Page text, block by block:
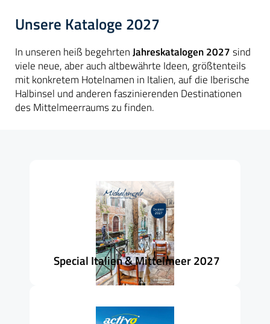
Unsere Kataloge 2027
In unseren heiß begehrtenJahreskatalogen 2027sind
viele neue,aber auch altbewährte Ideen, größtenteils
mit konkretem Hotelnamen in Italien, auf die Iberische
Halbinsel und anderen faszinierenden Destinationen
des Mittelmeerraums zu finden.
Special Italien & Mittelmeer 2027
Zum Reiseangebot
Web-Version
Passwort anfragen
Katalog bestellen
Zum Reiseangebot